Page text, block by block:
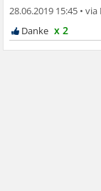
28.06.2019 15:45 •
x 2